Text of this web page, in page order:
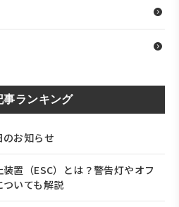
事ランキング
お知らせ
置（ESC）とは？警告灯やオフ
ついても解説